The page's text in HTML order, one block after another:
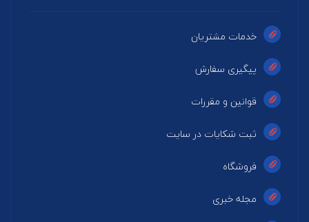
خدمات مشتریان
پیگیری سفارش
قوانین و مقررات
ثبت شکایات در سایت
فروشگاه
مجله خبری